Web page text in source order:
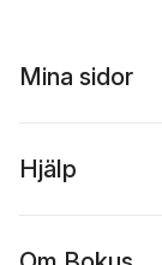
Mina sidor
Hjälp